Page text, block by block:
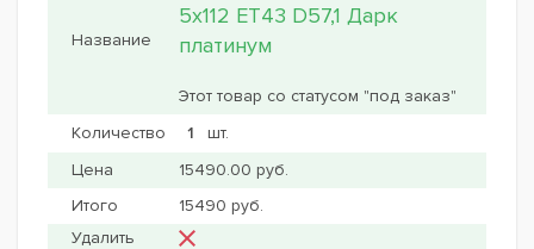
5x112 ET43 D57,1 Дарк
платинум
Этот товар со статусом "под заказ"
шт.
15490.00 руб.
15490 руб.